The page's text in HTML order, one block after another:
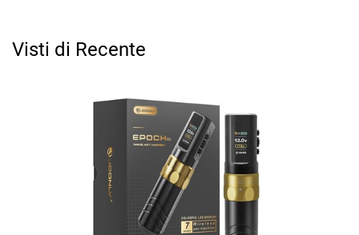
Visti di Recente